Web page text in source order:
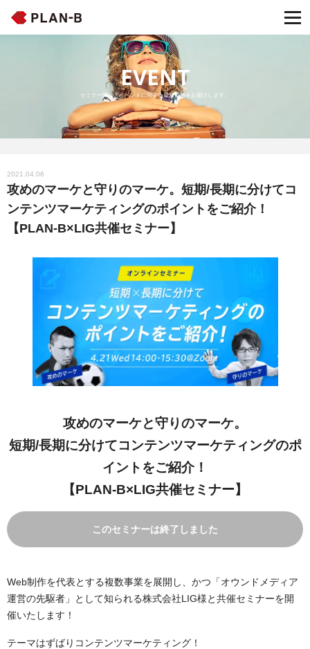
EVENT
セミナー開催・イベントに関する最新情報をお届けします。
2021.04.06
攻めのマーケと守りのマーケ。短期/長期に分けてコ
ンテンツマーケティングのポイントをご紹介！
【PLAN-B×LIG共催セミナー】
攻めのマーケと守りのマーケ。
短期/長期に分けてコンテンツマーケティングのポ
イントをご紹介！
【PLAN-B×LIG共催セミナー】
このセミナーは終了しました
Web制作を代表とする複数事業を展開し、かつ「オウンドメディア
運営の先駆者」として知られる株式会社LIG様と共催セミナーを開
催いたします！
テーマはずばりコンテンツマーケティング！